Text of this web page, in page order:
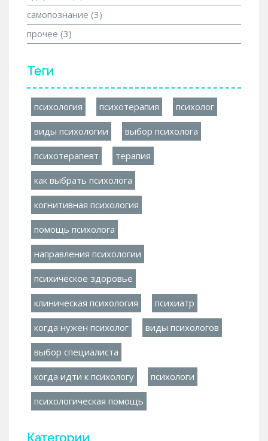
самопознание (3)
прочее (3)
Теги
психология психотерапия психолог
виды психологии выбор психолога
психотерапевт терапия
как выбрать психолога
когнитивная психология
помощь психолога
направления психологии
психическое здоровье
клиническая психология психиатр
когда нужен психолог виды психологов
выбор специалиста
когда идти к психологу психологи
психологическая помощь
Категории